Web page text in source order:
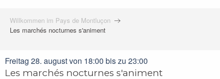
Willkommen im Pays de Montluçon
Les marchés nocturnes s'animent
Freitag 28. august von 18:00 bis zu 23:00
Les marchés nocturnes s'animent